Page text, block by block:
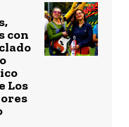
con
Los